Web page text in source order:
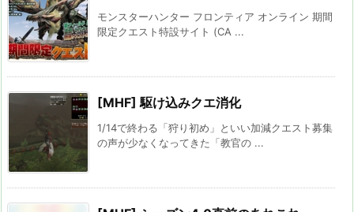
モンスターハンター フロンティア オンライン 期間
限定クエスト特設サイト (CA ...
[MHF] 駆け込みクエ消化
1/14で終わる「狩り初め」といい加減クエスト募集
の声が少なくなってきた「教官の ...